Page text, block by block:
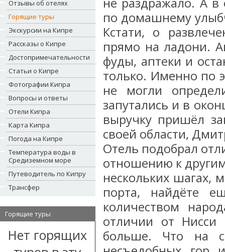
Отзывы об отелях
Горящие туры
Экскурсии на Кипре
Рассказы о Кипре
Достопримечательности
Статьи о Кипре
Фотографии Кипра
Вопросы и ответы
Отели Кипра
Карта Кипра
Погода на Кипре
Температура воды в
Средиземном море
Путеводитель по Кипру
Трансфер
Горящие туры
Нет горящих
по домашнему
Кстати, о
прямо на ладони.
фуды, аптеки и
только. Именно по
не могли
запутались и в
выручку пришёл
своей области,
Отель подобрал
отношению к
нескольких шагах,
порта, найдёте
количеством
отличии от
больше. Что на